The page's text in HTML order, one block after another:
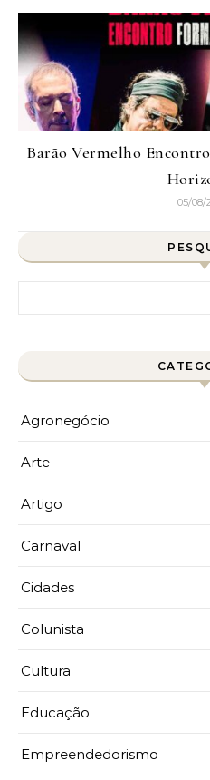
Barão Vermelho
05/08/
Agronegócio
Arte
Artigo
Carnaval
Cidades
Colunista
Cultura
Educação
Empreendedorismo